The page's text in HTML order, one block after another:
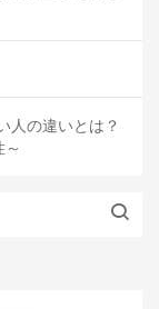
人の違いとは？